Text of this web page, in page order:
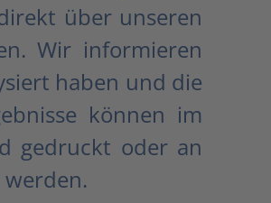
über unseren
Wir informieren
haben und die
können im
gedruckt oder an